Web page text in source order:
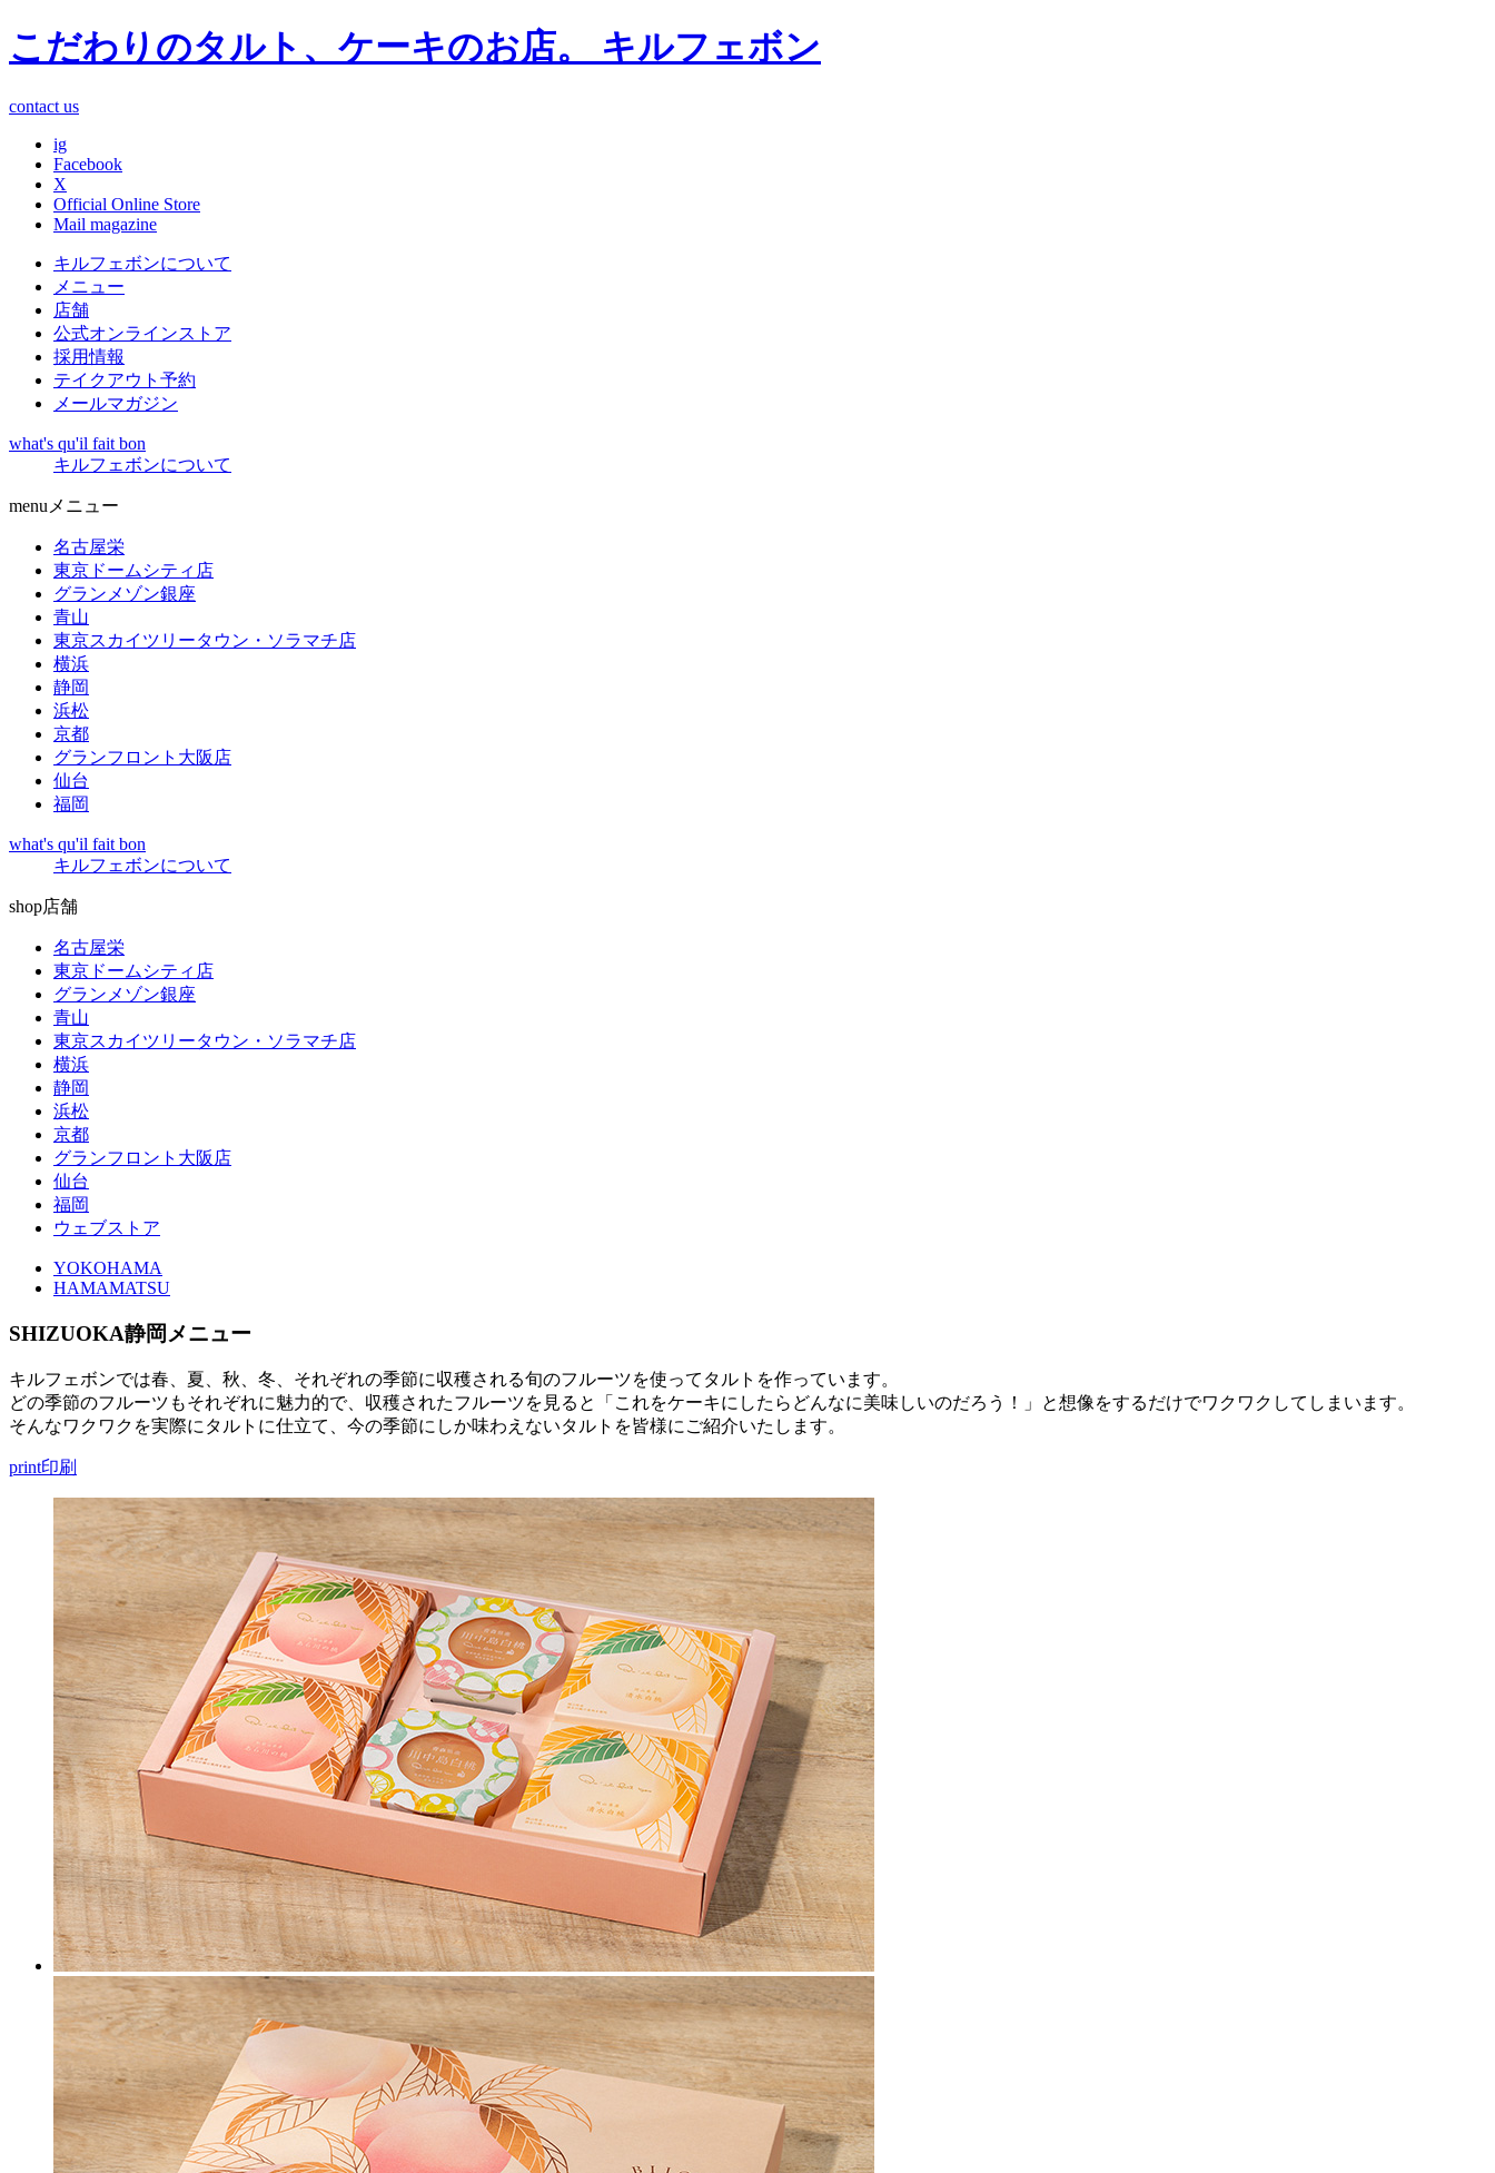
こだわりのタルト、ケーキのお店。 キルフェボン
contact us
ig
Facebook
X
Official Online Store
Mail magazine
キルフェボンについて
メニュー
店舗
公式オンラインストア
採用情報
テイクアウト予約
メールマガジン
what's qu'il fait bon
キルフェボンについて
menu メニュー
名古屋栄
東京ドームシティ店
グランメゾン銀座
青山
東京スカイツリータウン・ソラマチ店
横浜
静岡
浜松
京都
グランフロント大阪店
仙台
福岡
what's qu'il fait bon
キルフェボンについて
shop店舗
名古屋栄
東京ドームシティ店
グランメゾン銀座
青山
東京スカイツリータウン・ソラマチ店
横浜
静岡
浜松
京都
グランフロント大阪店
仙台
福岡
ウェブストア
YOKOHAMA
HAMAMATSU
SHIZUOKA静岡メニュー
キルフェボンでは春、夏、秋、冬、それぞれの季節に収穫される旬のフルーツを使ってタルトを作っています。
どの季節のフルーツもそれぞれに魅力的で、収穫されたフルーツを見ると「これをケーキにしたらどんなに美味しいのだろう！」と想像をするだけでワクワクしてしまいます。
そんなワクワクを実際にタルトに仕立て、今の季節にしか味わえないタルトを皆様にご紹介いたします。
print印刷